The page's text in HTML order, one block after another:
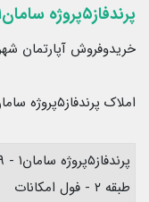
پرندفاز۵پروژه سامان۱
خریدوفروش آپارتمان
املاک پرندفاز۵پروژه سامان
پرندفاز۵پروژه سامان۱ - ۷۹ متری - ۱ خواب
طبقه ۲ - فول امکانات